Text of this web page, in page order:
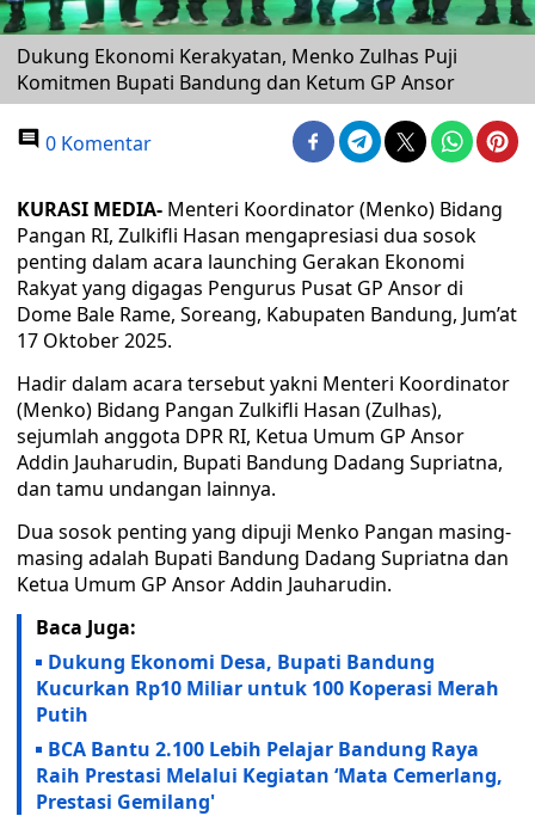
Dukung Ekonomi Kerakyatan, Menko Zulhas Puji
Komitmen Bupati Bandung dan Ketum GP Ansor
0 Komentar
KURASI MEDIA- Menteri Koordinator (Menko) Bidang
Pangan RI, Zulkifli Hasan mengapresiasi dua sosok
penting dalam acara launching Gerakan Ekonomi
Rakyat yang digagas Pengurus Pusat GP Ansor di
Dome Bale Rame, Soreang, Kabupaten Bandung, Jum’at
17 Oktober 2025.
Hadir dalam acara tersebut yakni Menteri Koordinator
(Menko) Bidang Pangan Zulkifli Hasan (Zulhas),
sejumlah anggota DPR RI, Ketua Umum GP Ansor
Addin Jauharudin, Bupati Bandung Dadang Supriatna,
dan tamu undangan lainnya.
Dua sosok penting yang dipuji Menko Pangan masing-
masing adalah Bupati Bandung Dadang Supriatna dan
Ketua Umum GP Ansor Addin Jauharudin.
Baca Juga:
Dukung Ekonomi Desa, Bupati Bandung
Kucurkan Rp10 Miliar untuk 100 Koperasi Merah
Putih
BCA Bantu 2.100 Lebih Pelajar Bandung Raya
Raih Prestasi Melalui Kegiatan ‘Mata Cemerlang,
Prestasi Gemilang'